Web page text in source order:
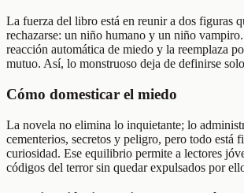
La fuerza del libro está en reunir a dos figuras
rechazarse: un niño humano y un niño
reacción automática de miedo y la reemplaza
mutuo. Así, lo monstruoso deja de definirse
Cómo domesticar el miedo
La novela no elimina lo inquietante; lo
cementerios, secretos y peligro, pero todo está
curiosidad. Ese equilibrio permite a lectores
códigos del terror sin quedar expulsados por